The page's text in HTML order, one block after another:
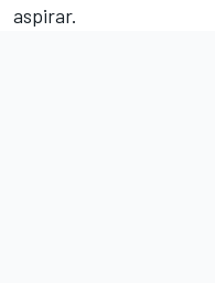
aspirar.